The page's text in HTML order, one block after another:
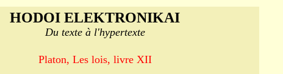
HODOI ELEKTRONIKAI
Du texte à l'hypertexte
Platon, Les lois, livre XII